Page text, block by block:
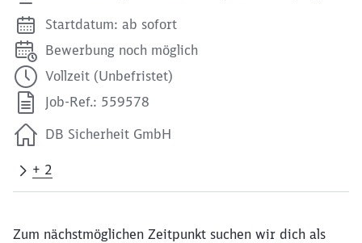
Startdatum: ab sofort
Bewerbung noch möglich
Vollzeit (Unbefristet)
Job-Ref.: 559578
DB Sicherheit GmbH
+ 2
Zum nächstmöglichen Zeitpunkt suchen wir dich als